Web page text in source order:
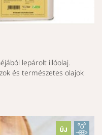
lepárolt illóolaj.
és természetes olajok